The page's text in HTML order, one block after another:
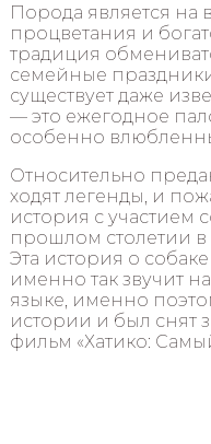
Порода является на
процветания и
традиция
семейные
существует даже
— это ежегодное
особенно
Относительно
ходят легенды, и
история с участием
прошлом столетии в
Эта история о
именно так звучит
языке, именно
истории и был снят
фильм «Хатико: